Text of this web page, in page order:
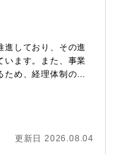
所在地：東京都新宿
進しており、その進
います。また、事業
ため、経理体制の強
新システム導入や
いるため、裁量大
月次・年次決算業務
ロジェクト別原価計
更新日 2026.08.04